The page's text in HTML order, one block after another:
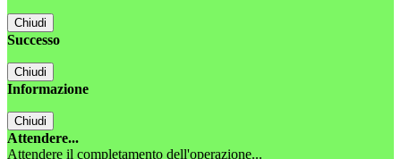
Chiudi
Successo
Chiudi
Informazione
Chiudi
Attendere...
Attendere il completamento dell'operazione...